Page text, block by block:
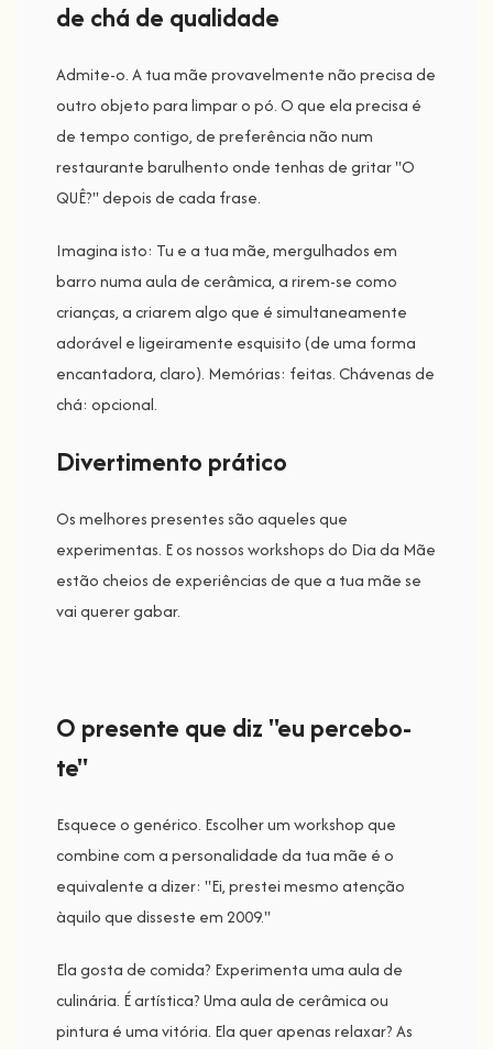
de chá de qualidade
Admite-o. A tua mãe provavelmente não precisa de
outro objeto para limpar o pó. O que ela precisa é
de tempo contigo, de preferência não num
restaurante barulhento onde tenhas de gritar "O
QUÊ?" depois de cada frase.
Imagina isto: Tu e a tua mãe, mergulhados em
barro numa aula de cerâmica, a rirem-se como
crianças, a criarem algo que é simultaneamente
adorável e ligeiramente esquisito (de uma forma
encantadora, claro). Memórias: feitas. Chávenas de
chá: opcional.
Divertimento prático
Os melhores presentes são aqueles que
experimentas. E os nossos workshops do Dia da Mãe
estão cheios de experiências de que a tua mãe se
vai querer gabar.
O presente que diz "eu percebo-
te"
Esquece o genérico. Escolher um workshop que
combine com a personalidade da tua mãe é o
equivalente a dizer: "Ei, prestei mesmo atenção
àquilo que disseste em 2009."
Ela gosta de comida? Experimenta uma aula de
culinária. É artística? Uma aula de cerâmica ou
pintura é uma vitória. Ela quer apenas relaxar? As